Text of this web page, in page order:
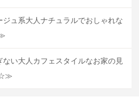
ュ系大人ナチュラルでおしゃれな
い大人カフェスタイルなお家の見
☆≫